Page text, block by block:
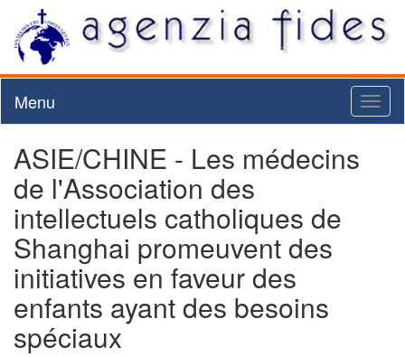
Menu
ASIE/CHINE - Les médecins
de l'Association des
intellectuels catholiques de
Shanghai promeuvent des
initiatives en faveur des
enfants ayant des besoins
spéciaux